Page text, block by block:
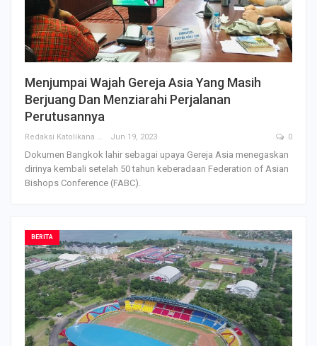
Menjumpai Wajah Gereja Asia Yang Masih
Berjuang Dan Menziarahi Perjalanan
Perutusannya
Redaksi Katolikana Jun 19, 2023 0
Dokumen Bangkok lahir sebagai upaya Gereja Asia menegaskan
dirinya kembali setelah 50 tahun keberadaan Federation of Asian
Bishops Conference (FABC).
BERITA